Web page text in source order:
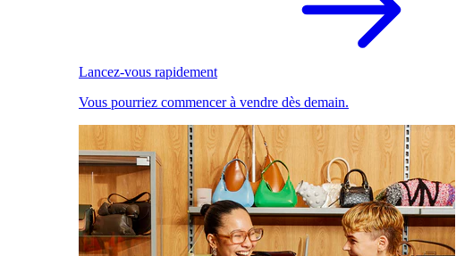
Lancez-vous rapidement
Vous pourriez commencer à vendre dès demain.